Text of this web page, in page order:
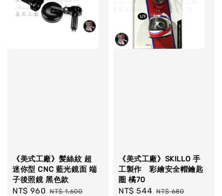
《美式工廠》髪絲紋 超
迷你型 CNC 藍光鏡面 端
子後照鏡 黑色款
Sale
NT$ 960 Regular
NT$ 1,600
《美式工廠》SKILLO 手
工製作 彩繪安全帽鑰匙
圏 橘70
Sale
NT$ 544 Regular
NT$ 680